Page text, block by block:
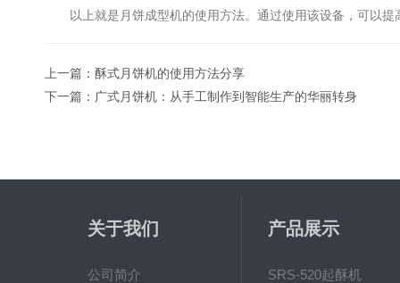
以上就是月饼成型机的使用方法。通过使用该设备，可以提
上一篇： 酥式月饼机的使用方法分享
下一篇： 广式月饼机：从手工制作到智能生产的华丽转身
关于我们
公司简介
产品展示
SRS-520起酥机